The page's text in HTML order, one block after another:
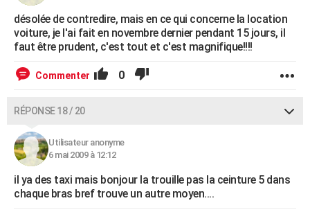
désolée de contredire, mais en ce qui concerne la location
voiture, je l'ai fait en novembre dernier pendant 15 jours, il
faut être prudent, c'est tout et c'est magnifique!!!!
Commenter 0
RÉPONSE 18 / 20
Utilisateur anonyme
6 mai 2009 à 12:12
il ya des taxi mais bonjour la trouille pas la ceinture 5 dans
chaque bras bref trouve un autre moyen....